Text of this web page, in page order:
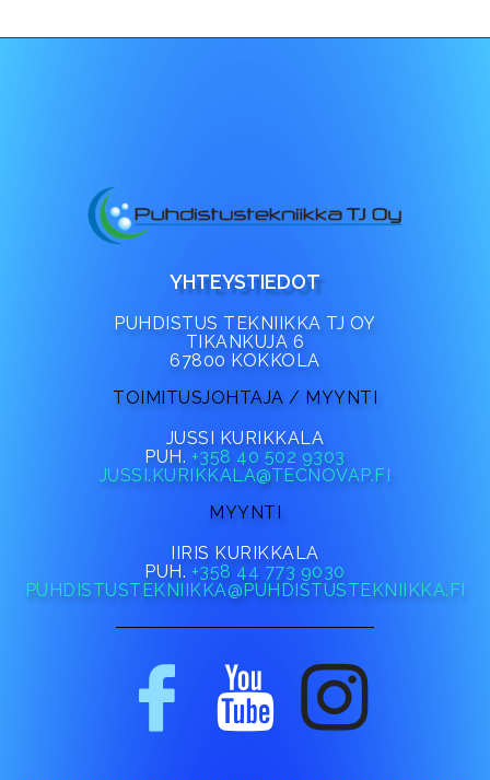
YHTEYSTIEDOT
PUHDISTUS TEKNIIKKA TJ OY
TIKANKUJA 6
67800 KOKKOLA
TOIMITUSJOHTAJA / MYYNTI
JUSSI KURIKKALA
PUH. +358 40 502 9303
JUSSI.KURIKKALA@TECNOVAP.FI
MYYNTI
IIRIS KURIKKALA
PUH. +358 44 773 9030
PUHDISTUSTEKNIIKKA@PUHDISTUSTEKNIIKKA.FI